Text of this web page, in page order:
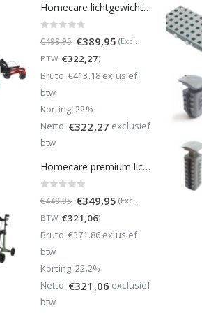
Homecare lichtgewicht Rollator van 5,8 kg – Carbon rollator tot 150 kg draaggewicht – Dubbel opvouwbaar en inclusief reistas - Rood
€499,95 Oorspronkelijke
prijs
was:
€389,95 Huidige
is:
(Excl.
BTW: €322,27)
Bruto: €413.18 exlusief
btw
Korting: 22%
Netto: €322,27 exclusief
btw
Homecare premium lichtgewicht 5,4 kg - carbon rollator - 150 kg draaggewicht - Opvouwbaar - Groen - incl stokhouder
€449,95 Oorspronkelijke
prijs
was:
€349,95 Huidige
is:
(Excl.
BTW: €321,06)
Bruto: €371.86 exlusief
btw
Korting: 22.2%
Netto: €321,06 exclusief
btw